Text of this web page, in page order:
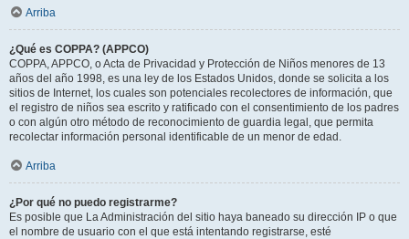
Arriba
¿Qué es COPPA? (APPCO)
COPPA, APPCO, o Acta de Privacidad y Protección de Niños menores de 13
años del año 1998, es una ley de los Estados Unidos, donde se solicita a los
sitios de Internet, los cuales son potenciales recolectores de información, que
el registro de niños sea escrito y ratificado con el consentimiento de los padres
o con algún otro método de reconocimiento de guardia legal, que permita
recolectar información personal identificable de un menor de edad.
Arriba
¿Por qué no puedo registrarme?
Es posible que La Administración del sitio haya baneado su dirección IP o que
el nombre de usuario con el que está intentando registrarse, esté